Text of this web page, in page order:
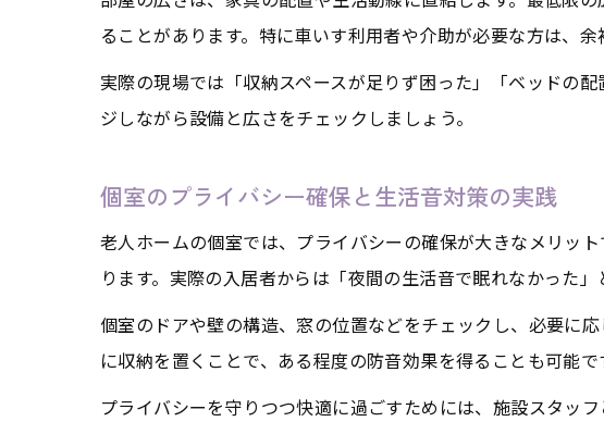
費用対
老
老
ることがあります。特に車いす利用者や介助が必要な方は、
実際の現場では「収納スペースが足りず困った」「ベッドの
ジしながら設備と広さをチェックしましょう。
個室のプライバシー確保と生活音対策の実践
老人ホームの個室では、プライバシーの確保が大きなメリッ
ります。実際の入居者からは「夜間の生活音で眠れなかった」
個室のドアや壁の構造、窓の位置などをチェックし、必要に
に収納を置くことで、ある程度の防音効果を得ることも可能で
プライバシーを守りつつ快適に過ごすためには、施設スタッ